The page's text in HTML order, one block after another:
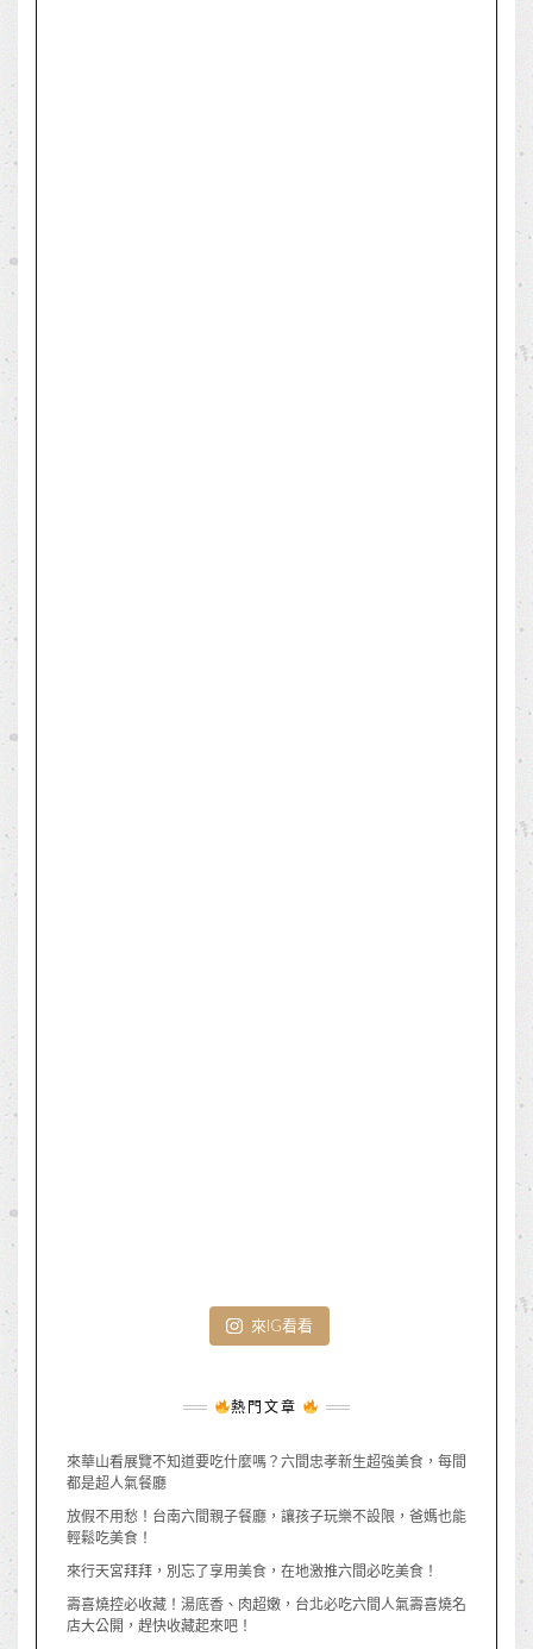
來IG看看
熱門文章
來華山看展覽不知道要吃什麼嗎？六間忠孝新生超強美食，每間
都是超人氣餐廳
放假不用愁！台南六間親子餐廳，讓孩子玩樂不設限，爸媽也能
輕鬆吃美食！
來行天宮拜拜，別忘了享用美食，在地激推六間必吃美食！
壽喜燒控必收藏！湯底香、肉超嫩，台北必吃六間人氣壽喜燒名
店大公開，趕快收藏起來吧！